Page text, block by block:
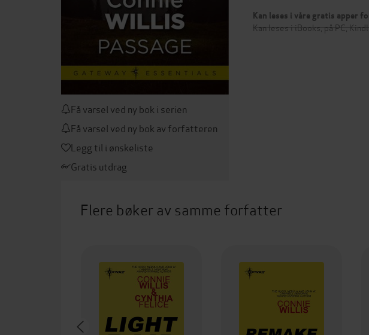
Få varsel ved ny bok i serien
Få varsel ved ny bok av forfatteren
Legg til i ønskeliste
Gratis utdrag
Kan leses i våre gratis apper
Kan leses i iBooks, på PC,
Flere bøker av samme forfatter